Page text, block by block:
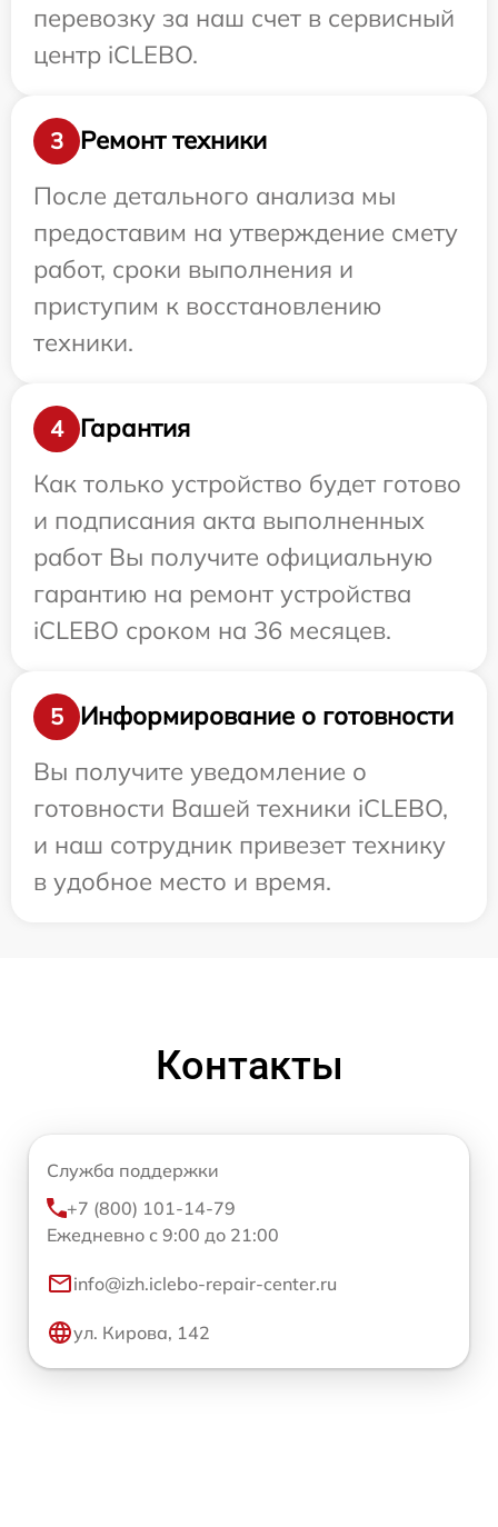
перевозку за наш счет в сервисный
центр iCLEBO.
3
Ремонт техники
После детального анализа мы
предоставим на утверждение смету
работ, сроки выполнения и
приступим к восстановлению
техники.
4
Гарантия
Как только устройство будет готово
и подписания акта выполненных
работ Вы получите официальную
гарантию на ремонт устройства
iCLEBO сроком на 36 месяцев.
5
Информирование о готовности
Вы получите уведомление о
готовности Вашей техники iCLEBO,
и наш сотрудник привезет технику
в удобное место и время.
Контакты
Служба поддержки
+7 (800) 101-14-79
Ежедневно с 9:00 до 21:00
info@izh.iclebo-repair-center.ru
ул. Кирова, 142